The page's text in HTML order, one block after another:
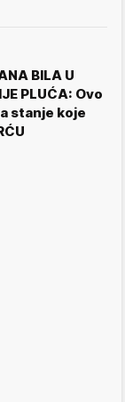
BILA U
PLUĆA: Ovo
stanje koje